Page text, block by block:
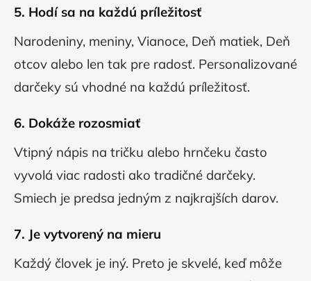
5. Hodí sa na každú príležitosť
Narodeniny, meniny, Vianoce, Deň matiek, Deň
otcov alebo len tak pre radosť. Personalizované
darčeky sú vhodné na každú príležitosť.
6. Dokáže rozosmiať
Vtipný nápis na tričku alebo hrnčeku často
vyvolá viac radosti ako tradičné darčeky.
Smiech je predsa jedným z najkrajších darov.
7. Je vytvorený na mieru
Každý človek je iný. Preto je skvelé, keď môže